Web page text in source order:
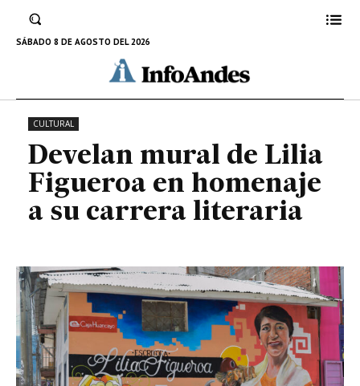
SÁBADO 8 DE AGOSTO DEL 2026literaria
25 DE MARZO DE 2023
CULTURAL
Develan mural de Lilia
Figueroa en homenaje
a su carrera literaria